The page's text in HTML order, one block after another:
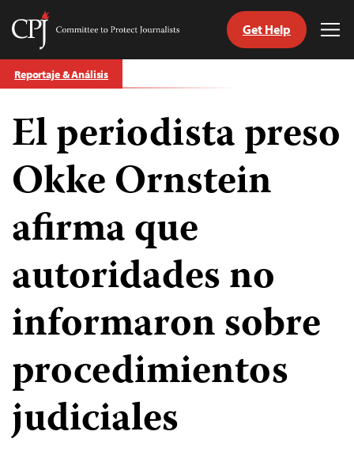
Skip
to
Committee
Protect
Journalists
Get Help
Reportaje & Análisis
El periodista preso
Okke Ornstein
afirma que
autoridades no
informaron sobre
procedimientos
judiciales